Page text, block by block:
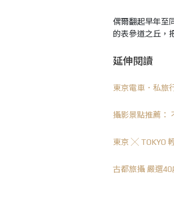
偶爾翻起早年至
的表參道之丘，
延伸閱讀
東京電車．私旅
攝影景點推薦：
東京 ╳ TOKYO
古都旅攝 嚴選